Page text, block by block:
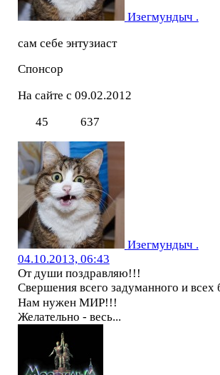
Изегмундыч .
сам себе энтузиаст
Спонсор
На сайте с 09.02.2012
45
637
Изегмундыч .
04.10.2013, 06:43
От души поздравляю!!!
Свершения всего задуманного и всех
Нам нужен МИР!!!
Желательно - весь...